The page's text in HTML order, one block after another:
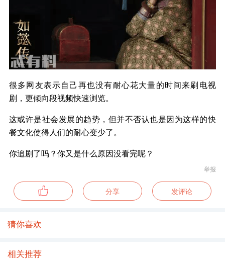
很多网友表示自己再也没有耐心花大量的时间来刷电视
剧，更倾向段视频快速浏览。
这或许是社会发展的趋势，但并不否认也是因为这样的快
餐文化使得人们的耐心变少了。
你追剧了吗？你又是什么原因没看完呢？
举报
分享 发评论
猜你喜欢
相关推荐